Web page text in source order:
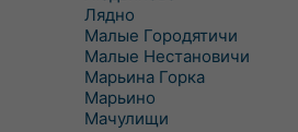
Лядно
Малые Городятичи
Малые Нестановичи
Марьина Горка
Марьино
Мачулищи